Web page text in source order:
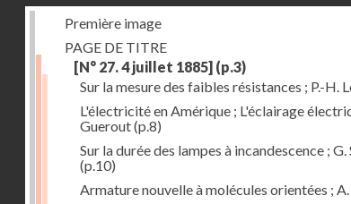
Première image
PAGE DE TITRE
[N° 27. 4 juillet 1885] (p.3)
Sur la mesure des faibles résistances ; P.-H.
L'électricité en Amérique ; L'éclairage
Guerout(p.8)
Sur la durée des lampes à incandescence ;
(p.10)
Armature nouvelle à molécules orientées ;